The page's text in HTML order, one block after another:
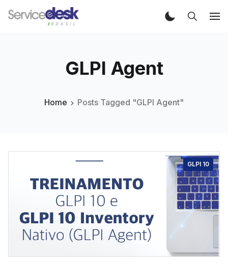
GLPI Agent
Home Posts Tagged "GLPI Agent"
GLPI 10